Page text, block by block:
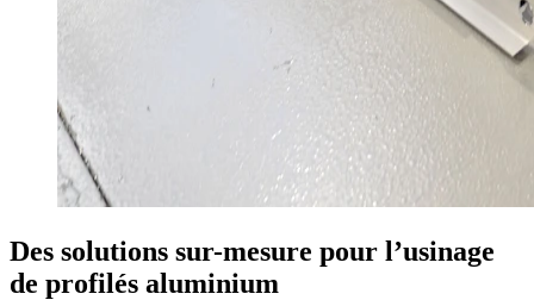
Des solutions sur-mesure pour l’usinage
de profilés aluminium